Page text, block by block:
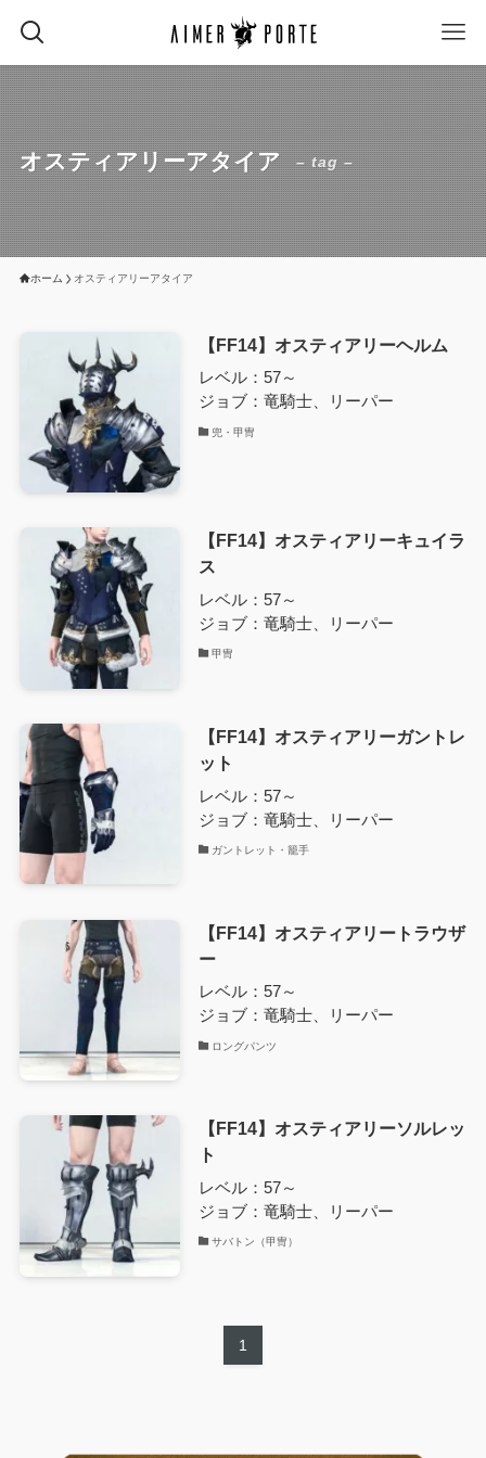
オスティアリーアタイア – tag –
ホーム オスティアリーアタイア
【FF14】オスティアリーヘルム
レベル：57～
ジョブ：竜騎士、リーパー
兜・甲冑
【FF14】オスティアリーキュイラ
ス
レベル：57～
ジョブ：竜騎士、リーパー
甲冑
【FF14】オスティアリーガントレ
ット
レベル：57～
ジョブ：竜騎士、リーパー
ガントレット・籠手
【FF14】オスティアリートラウザ
ー
レベル：57～
ジョブ：竜騎士、リーパー
ロングパンツ
【FF14】オスティアリーソルレッ
ト
レベル：57～
ジョブ：竜騎士、リーパー
サバトン（甲冑）
1